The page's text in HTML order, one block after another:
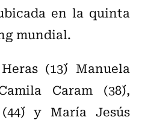
en la quinta
mundial.
(13´) Manuela
Caram (38´),
y María Jesús